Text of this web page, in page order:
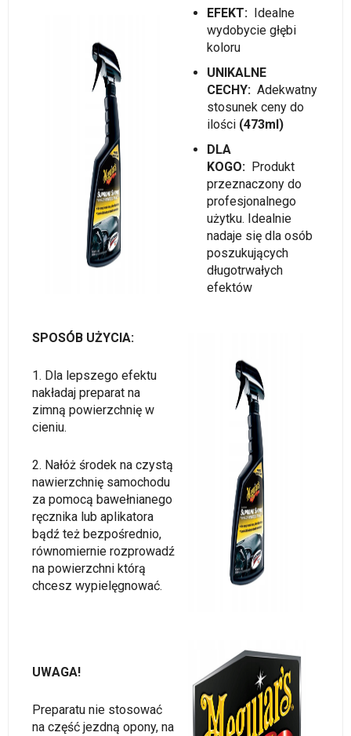
EFEKT: Idealne
wydobycie głębi
koloru
UNIKALNE
CECHY: Adekwatny
stosunek ceny do
ilości (473ml)
DLA
KOGO: Produkt
przeznaczony do
profesjonalnego
użytku. Idealnie
nadaje się dla osób
poszukujących
długotrwałych
efektów
SPOSÓB UŻYCIA:
1. Dla lepszego efektu
nakładaj preparat na
zimną powierzchnię w
cieniu.
2. Nałóż środek na czystą
nawierzchnię samochodu
za pomocą bawełnianego
ręcznika lub aplikatora
bądź też bezpośrednio,
równomiernie rozprowadź
na powierzchni którą
chcesz wypielęgnować.
UWAGA!
Preparatu nie stosować
na część jezdną opony, na